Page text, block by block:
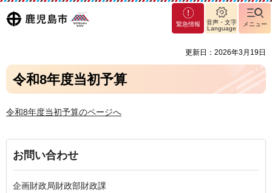
鹿児島
マグ
マシ
緊急情報
音声・文字
Language
メニュー
更新日：2026年3月19日
令和8年度当初予算
令和8年度当初予算のページへ
お問い合わせ
企画財政局財政部財政課